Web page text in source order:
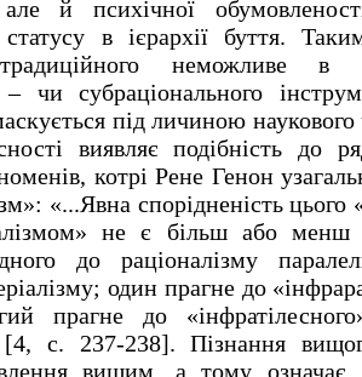
але й психічної
статусу в ієрархії буття.
неможливе в
– чи субраціонального
під личиною
виявляє подібність до
котрі Рене Генон
«...Явна спорідненість цього
не є більш або менш
до раціоналізму
один прагне до
прагне до
[4, с. 237-238]. Пізнання
вищим, а тому означає